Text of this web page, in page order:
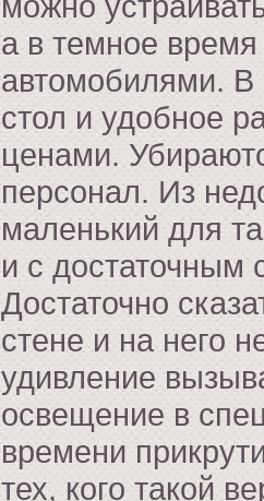
а в темное время
автомобилями. В
стол и удобное
ценами.
персонал. Из
маленький для
и с достаточным
Достаточно
стене и на него
удивление
освещение в
времени
тех, кого такой